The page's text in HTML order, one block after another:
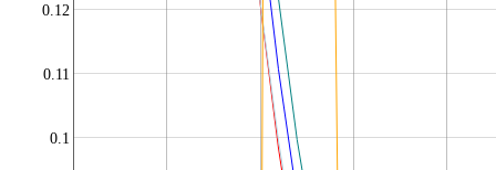
0.1
0.11
0.12